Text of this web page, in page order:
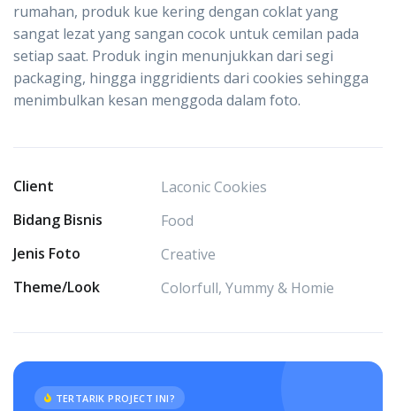
rumahan, produk kue kering dengan coklat yang
sangat lezat yang sangan cocok untuk cemilan pada
setiap saat. Produk ingin menunjukkan dari segi
packaging, hingga inggridients dari cookies sehingga
menimbulkan kesan menggoda dalam foto.
Client
Laconic Cookies
Bidang Bisnis
Food
Jenis Foto
Creative
Theme/Look
Colorfull, Yummy & Homie
TERTARIK PROJECT INI?